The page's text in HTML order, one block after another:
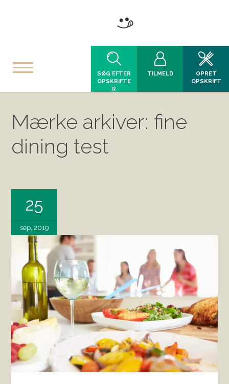
SØG EFTER
OPSKRIFTE
R
TILMELD
OPRET
OPSKRIFT
Mærke arkiver: fine
dining test
25
sep, 2019